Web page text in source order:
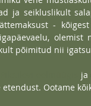
ja seikluslikult
-
olemist
põimitud nii
ja
etendust. Ootame